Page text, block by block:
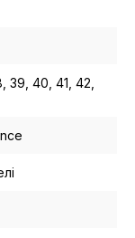
39, 40, 41, 42,